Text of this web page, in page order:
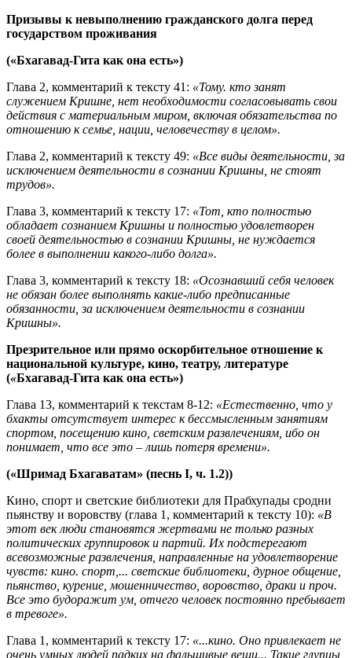
Призывы к невыполнению гражданского долга перед
государством проживания
(«Бхагавад-Гита как она есть»)
Глава 2, комментарий к тексту 41: «Тому. кто занят
служением Кришне, нет необходимости согласовывать свои
действия с материальным миром, включая обязательства по
отношению к семье, нации, человечеству в целом».
Глава 2, комментарий к тексту 49: «Все виды деятельности, за
исключением деятельности в сознании Кришны, не стоят
трудов».
Глава 3, комментарий к тексту 17: «Тот, кто полностью
обладает сознанием Кришны и полностью удовлетворен
своей деятельностью в сознании Кришны, не нуждается
более в выполнении какого-либо долга».
Глава 3, комментарий к тексту 18: «Осознавший себя человек
не обязан более выполнять какие-либо предписанные
обязанности, за исключением деятельности в сознании
Кришны».
Презрительное или прямо оскорбительное отношение к
национальной культуре, кино, театру, литературе
(«Бхагавад-Гита как она есть»)
Глава 13, комментарий к текстам 8-12: «Естественно, что у
бхакты отсутствует интерес к бессмысленным занятиям
спортом, посещению кино, светским развлечениям, ибо он
понимает, что все это – лишь потеря времени».
(«Шримад Бхагаватам» (песнь I, ч. 1.2))
Кино, спорт и светские библиотеки для Прабхупады сродни
пьянству и воровству (глава 1, комментарий к тексту 10): «В
этот век люди становятся жертвами не только разных
политических группировок и партий. Их подстерегают
всевозможные развлечения, направленные на удовлетворение
чувств: кино. спорт,... светские библиотеки, дурное общение,
пьянство, курение, мошенничество, воровство, драки и проч.
Все это будоражит ум, отчего человек постоянно пребывает
в тревоге».
Глава 1, комментарий к тексту 17: «...кино. Оно привлекает не
очень умных людей падких на фальшивые вещи... Такие глупцы